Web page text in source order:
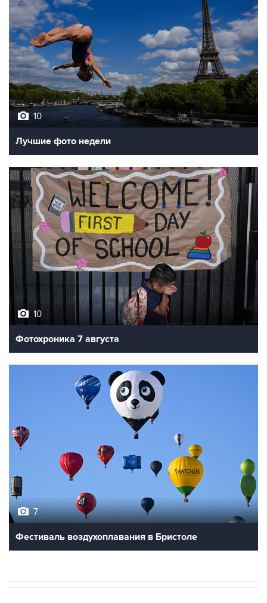
10
Лучшие фото недели
10
Фотохроника 7 августа
7
Фестиваль воздухоплавания в Бристоле